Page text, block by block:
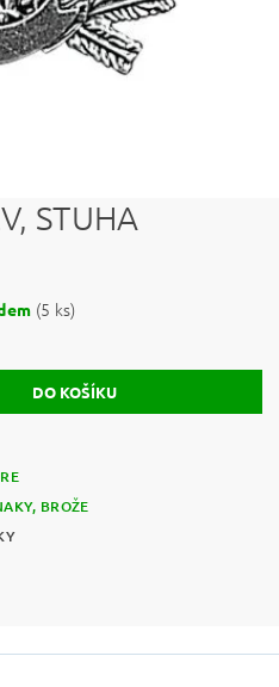
STUHA
(5 ks)
BROŽE